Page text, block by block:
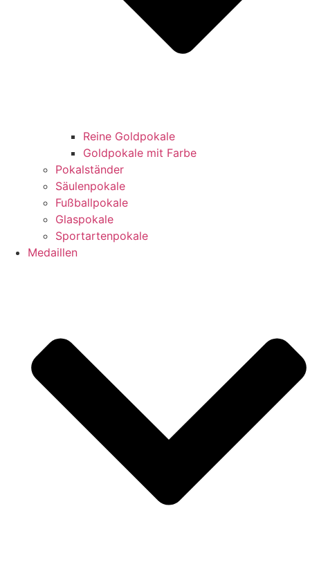
Reine Goldpokale
Goldpokale mit Farbe
Pokalständer
Säulenpokale
Fußballpokale
Glaspokale
Sportartenpokale
Medaillen